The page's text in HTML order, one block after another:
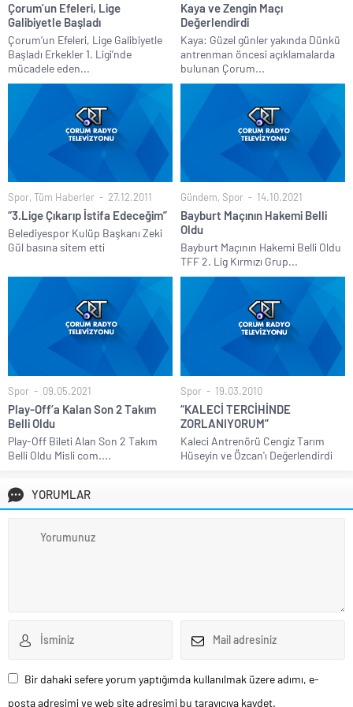
Çorum’un Efeleri, Lige
Galibiyetle Başladı
Çorum’un Efeleri, Lige Galibiyetle
Başladı Erkekler 1. Ligi’nde
mücadele eden...
Kaya ve Zengin Maçı
Değerlendirdi
Kaya: Güzel günler yakında Dünkü
antrenman öncesi açıklamalarda
bulunan Çorum...
Spor, Tüm Haberler 27.12.2011
“3.Lige Çıkarıp İstifa Edeceğim”
Belediyespor Kulüp Başkanı Zeki
Gül basına sitem etti
Gündem, Spor 14.10.2021
Bayburt Maçının Hakemi Belli
Oldu
Bayburt Maçının Hakemi Belli Oldu
TFF 2. Lig Kırmızı Grup...
Spor 09.05.2021
Play-Off’a Kalan Son 2 Takım
Belli Oldu
Play-Off Bileti Alan Son 2 Takım
Belli Oldu Misli com....
Spor 19.03.2010
“KALECİ TERCİHİNDE
ZORLANIYORUM”
Kaleci Antrenörü Cengiz Tarım
Hüseyin ve Özcan'ı Değerlendirdi
YORUMLAR
Bir dahaki sefere yorum yaptığımda kullanılmak üzere adımı, e-
posta adresimi ve web site adresimi bu tarayıcıya kaydet.